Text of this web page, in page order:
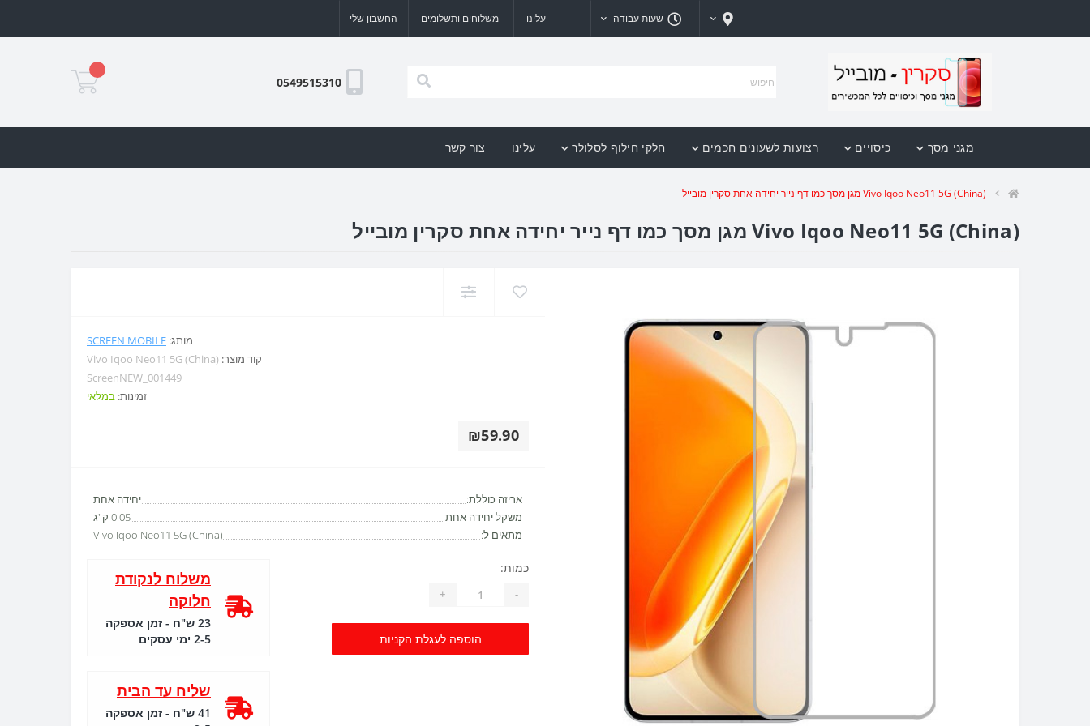
שעות עבודה עלינו משלוחים ותשלומים החשבון שלי
0549515310
מגני מסך כיסויים רצועות לשעונים חכמים חלקי חילוף לסלולר עלינו צור קשר
Vivo Iqoo Neo11 5G (China) מגן מסך כמו דף נייר יחידה אחת סקרין מובייל
Vivo Iqoo Neo11 5G (China) מגן מסך כמו דף נייר יחידה אחת סקרין מובייל
מותג: SCREEN MOBILE
קוד מוצר: Vivo Iqoo Neo11 5G (China)
ScreenNEW_001449
זמינות: במלאי
₪59.90
אריזה כוללת:
יחידה אחת
משקל יחידה אחת:
0.05 ק"ג
מתאים ל:
Vivo Iqoo Neo11 5G (China)
כמות:
-
+
הוספה לעגלת הקניות
משלוח לנקודת
חלוקה
23 ש"ח - זמן אספקה
2-5 ימי עסקים
שליח עד הבית
41 ש"ח - זמן אספקה